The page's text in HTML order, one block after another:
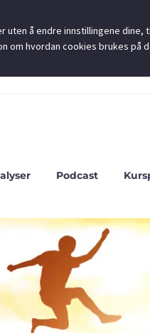
Podcast
å endre innstillingene dine,
om hvordan cookies brukes